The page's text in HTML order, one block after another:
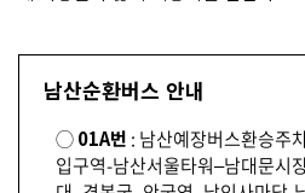
남산순환버스 안내
◯01A번 : 남산예장버스환승주
입구역-남산서울타워–남대문시